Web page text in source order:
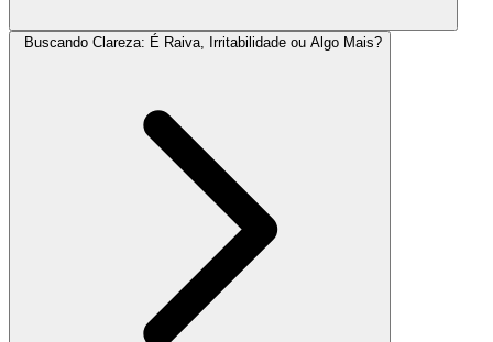
Buscando Clareza: É Raiva, Irritabilidade ou Algo Mais?